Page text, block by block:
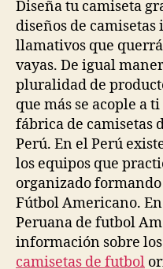
Diseña tu camiseta
diseños de
llamativos que
vayas. De igual
pluralidad de
que más se acople a
fábrica de camisetas
Perú. En el Perú
los equipos que
organizado
Fútbol Americano.
Peruana de futbol
información sobre
camisetas de futbol